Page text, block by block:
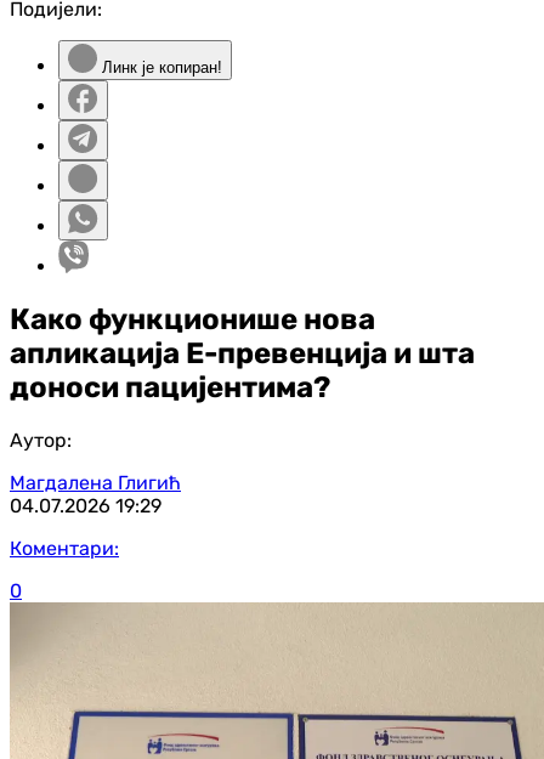
Подијели:
Линк је копиран!
Како функционише нова
апликација Е-превенција и шта
доноси пацијентима?
Аутор:
Магдалена Глигић
04.07.2026 19:29
Коментари:
0